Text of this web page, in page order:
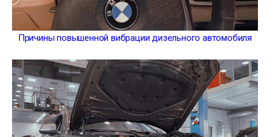
Причины повышенной вибрации дизельного автомобиля